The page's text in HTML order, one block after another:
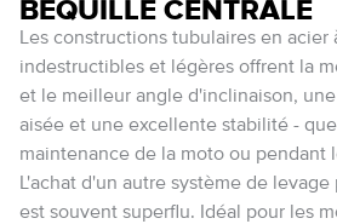
BÉQUILLE CENTRALE
Les constructions tubulaires en acier
indestructibles et légères offrent la
et le meilleur angle d'inclinaison,
aisée et une excellente stabilité -
maintenance de la moto ou pendant
L'achat d'un autre système de
est souvent superflu. Idéal pour les